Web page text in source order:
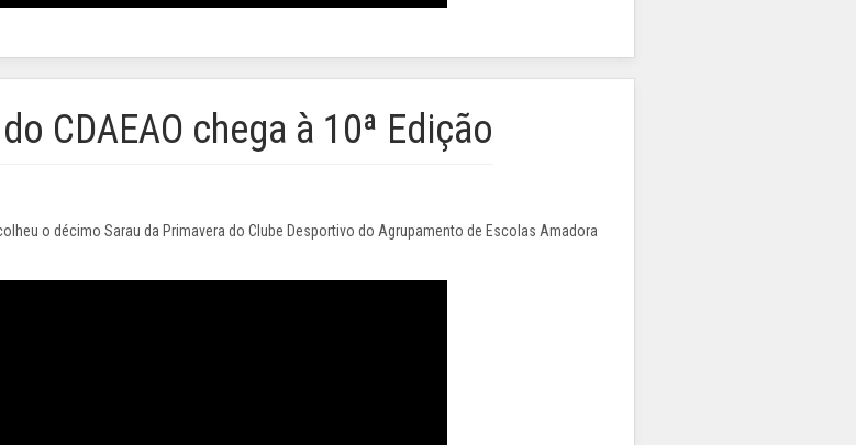
CDAEAO chega à 10ª Edição
o décimo Sarau da Primavera do Clube Desportivo do Agrupamento de Escolas Amadora